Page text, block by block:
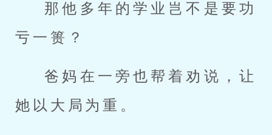
那他多年的学业岂不是要功
亏一篑？
爸妈在一旁也帮着劝说，让
她以大局为重。